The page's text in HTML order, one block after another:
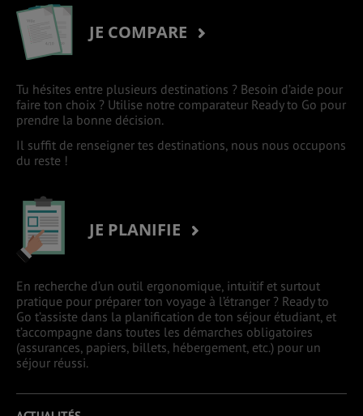
JE COMPARE
Tu hésites entre plusieurs destinations ? Besoin d’aide pour
faire ton choix ? Utilise notre comparateur Ready to Go pour
prendre la bonne décision.
Il suffit de renseigner tes destinations, nous nous occupons
du reste !
JE PLANIFIE
En recherche d’un outil ergonomique, intuitif et surtout
pratique pour préparer ton voyage à l’étranger ? Ready to
Go t’assiste dans la planification de ton séjour étudiant, et
t’accompagne dans toutes les démarches obligatoires
(assurances, papiers, billets, hébergement, etc.) pour un
séjour réussi.